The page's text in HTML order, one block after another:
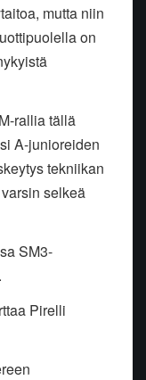
mutta niin
on
rallia tällä
A-junioreiden
tekniikan
selkeä
SM3-
Pirelli